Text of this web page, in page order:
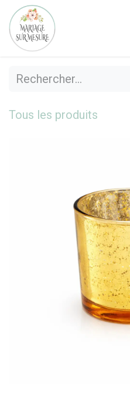
Se rendre au contenu
Tous les produits